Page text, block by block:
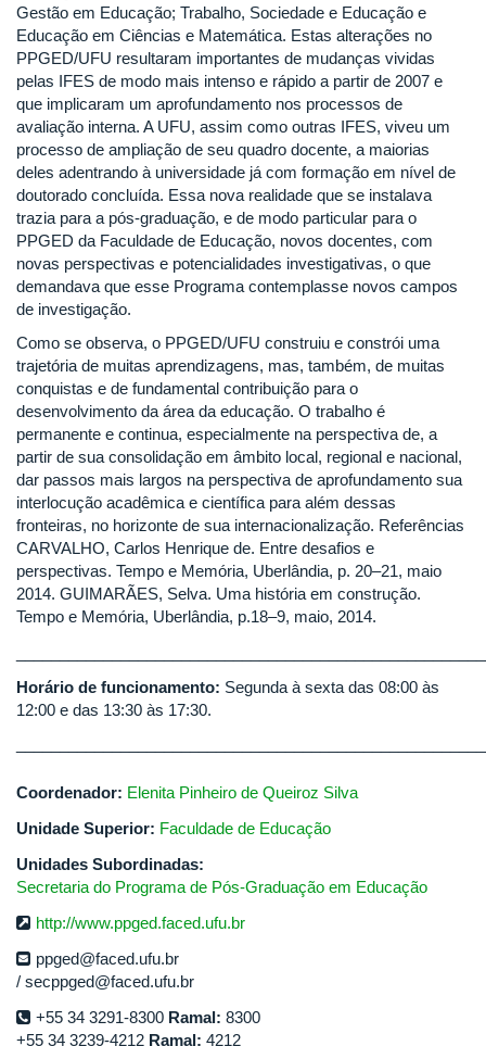
Gestão em Educação; Trabalho, Sociedade e Educação e
Educação em Ciências e Matemática. Estas alterações no
PPGED/UFU resultaram importantes de mudanças vividas
pelas IFES de modo mais intenso e rápido a partir de 2007 e
que implicaram um aprofundamento nos processos de
avaliação interna. A UFU, assim como outras IFES, viveu um
processo de ampliação de seu quadro docente, a maiorias
deles adentrando à universidade já com formação em nível de
doutorado concluída. Essa nova realidade que se instalava
trazia para a pós-graduação, e de modo particular para o
PPGED da Faculdade de Educação, novos docentes, com
novas perspectivas e potencialidades investigativas, o que
demandava que esse Programa contemplasse novos campos
de investigação.
Como se observa, o PPGED/UFU construiu e constrói uma
trajetória de muitas aprendizagens, mas, também, de muitas
conquistas e de fundamental contribuição para o
desenvolvimento da área da educação. O trabalho é
permanente e continua, especialmente na perspectiva de, a
partir de sua consolidação em âmbito local, regional e nacional,
dar passos mais largos na perspectiva de aprofundamento sua
interlocução acadêmica e científica para além dessas
fronteiras, no horizonte de sua internacionalização. Referências
CARVALHO, Carlos Henrique de. Entre desafios e
perspectivas. Tempo e Memória, Uberlândia, p. 20–21, maio
2014. GUIMARÃES, Selva. Uma história em construção.
Tempo e Memória, Uberlândia, p.18–9, maio, 2014.
Horário de funcionamento: Segunda à sexta das 08:00 às
12:00 e das 13:30 às 17:30.
Coordenador: Elenita Pinheiro de Queiroz Silva
Unidade Superior: Faculdade de Educação
Unidades Subordinadas:
Secretaria do Programa de Pós-Graduação em Educação
http://www.ppged.faced.ufu.br
ppged@faced.ufu.br
secppged@faced.ufu.br
+55 34 3291-8300 Ramal: 8300
+55 34 3239-4212 Ramal: 4212